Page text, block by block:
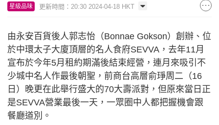
星級品味 更新時間：20:30 2024-04-18 HKT
由永安百貨後人郭志怡（Bonnae Gokson）創辦、位
於中環太子大廈頂層的名人食府SEVVA，去年11月
宣布於今年5月租約期滿後結束經營，連月來吸引不
少城中名人作最後朝聖，前商台高層俞琤周二（16
日）晚更在此舉行盛大的70大壽派對，但原來當日正
是SEVVA營業最後一天，一眾圈中人都把握機會跟
餐廳道別。